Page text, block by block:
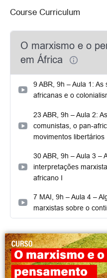
Course Curriculum
O marxismo e o
em África
9 ABR, 9h – Aula 1: As
africanas e o
23 ABR, 9h – Aula 2:
comunistas, o pan-
movimentos libertários
30 ABR, 9h – Aula 3 –
interpretações
africano I
7 MAI, 9h – Aula 4 –
marxistas sobre o